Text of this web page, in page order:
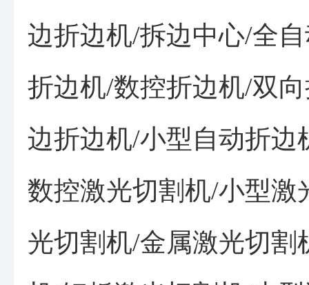
边折边机/拆边中心/全
折边机/数控折边机/双
边折边机/小型自动折边
数控激光切割机/小型激
光切割机/金属激光切割